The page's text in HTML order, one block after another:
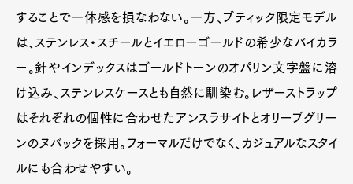
することで一体感を損なわない。一方、ブティック限定モデル
は、ステンレス・スチールとイエローゴールドの希少なバイカラ
ー。針やインデックスはゴールドトーンのオパリン文字盤に溶
け込み、ステンレスケースとも自然に馴染む。レザーストラップ
はそれぞれの個性に合わせたアンスラサイトとオリーブグリー
ンのヌバックを採用。フォーマルだけでなく、カジュアルなスタイ
ルにも合わせやすい。